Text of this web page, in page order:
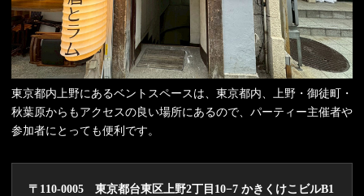
東京都内上野にあるベントスペースは、東京都内、上野・御徒町・
秋葉原からもアクセスの良い場所にあるので、パーティー主催者や
参加者にとっても便利です。
〒110-0005 東京都台東区上野2丁目10−7 かきくけこビルB1